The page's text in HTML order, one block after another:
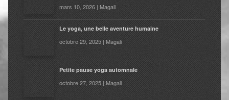
mars 10, 2026 | Magali
Le yoga, une belle aventure humaine
octobre 29, 2025 | Magali
Petite pause yoga automnale
octobre 27, 2025 | Magali